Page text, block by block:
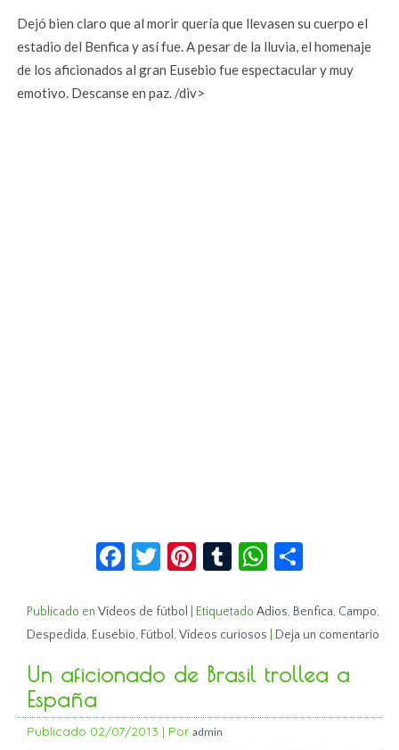
Dejó bien claro que al morir quería que llevasen su cuerpo el
estadio del Benfica y así fue. A pesar de la lluvia, el homenaje
de los aficionados al gran Eusebio fue espectacular y muy
emotivo. Descanse en paz. /div>
Facebook
Twitter
Pinterest
TumblrWhatsApp
Publicado en Vídeos de fútbol Etiquetado Adios, Benfica, Campo,
Despedida, Eusebio, Fútbol,Vídeos curiosos Deja un comentario
Un aficionado de Brasil trollea a
España
Publicado 02/07/2013 | Por admin